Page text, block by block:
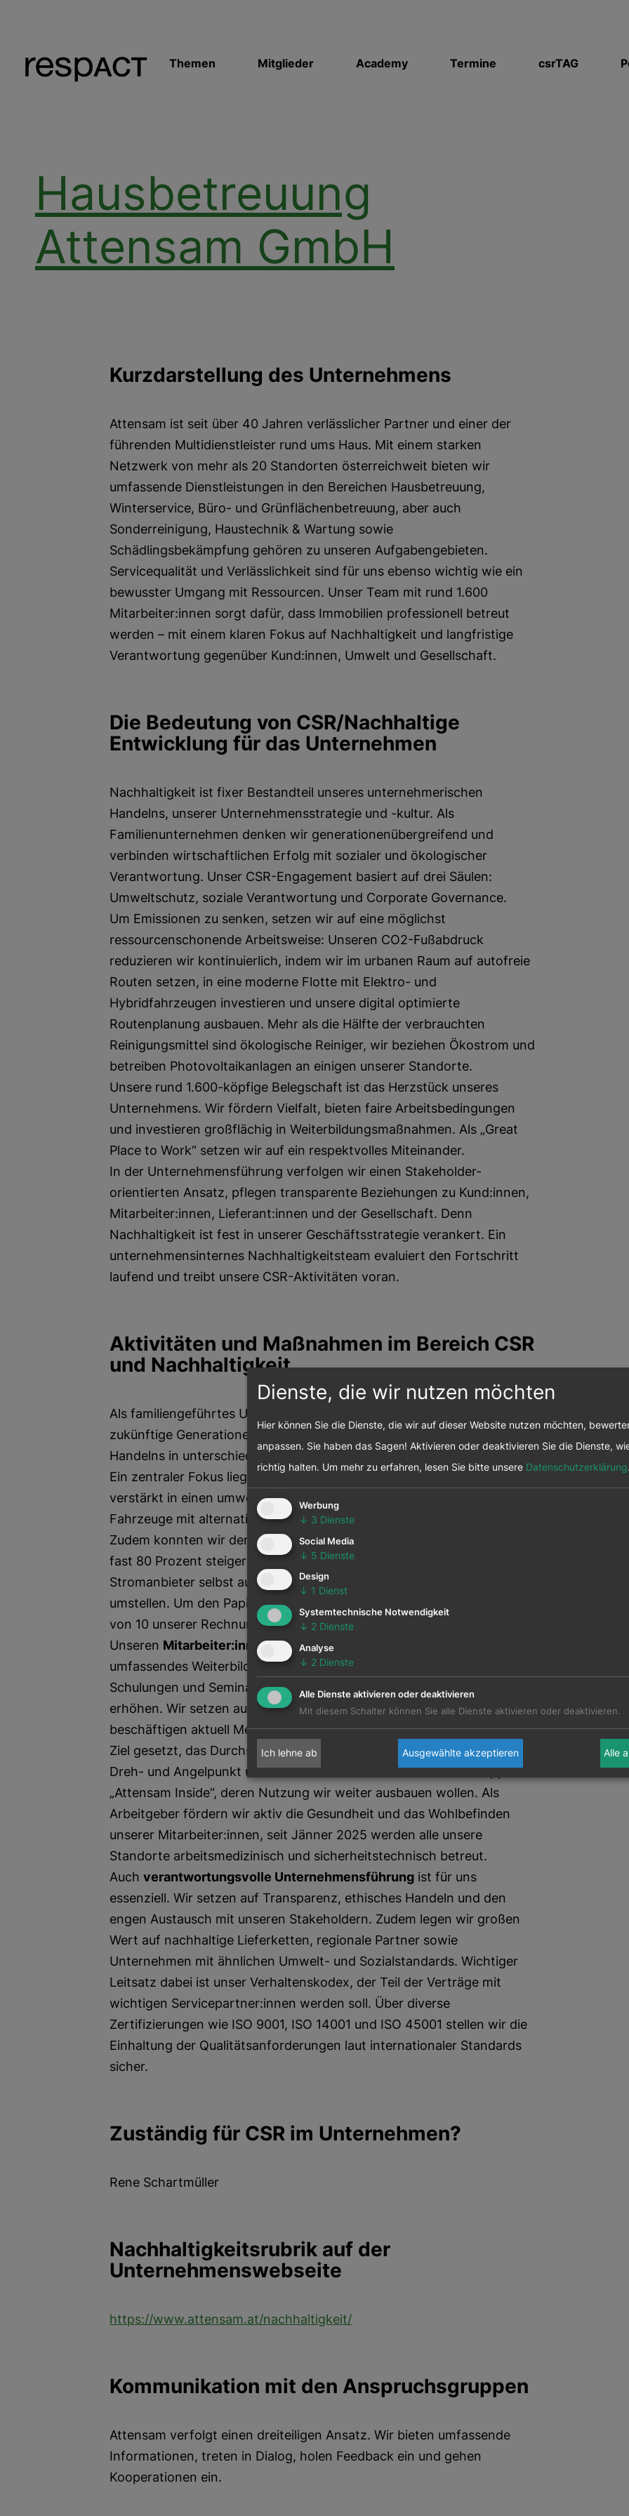
Themen Mitglieder Academy Termine csrTAG
Hausbetreuung
Attensam GmbH
Kurzdarstellung des Unternehmens
Attensam ist seit über 40 Jahren verlässlicher Partner und einer der
führenden Multidienstleister rund ums Haus. Mit einem starken
Netzwerk von mehr als 20 Standorten österreichweit bieten wir
umfassende Dienstleistungen in den Bereichen Hausbetreuung,
Winterservice, Büro- und Grünflächenbetreuung, aber auch
Sonderreinigung, Haustechnik & Wartung sowie
Schädlingsbekämpfung gehören zu unseren Aufgabengebieten.
Servicequalität und Verlässlichkeit sind für uns ebenso wichtig wie ein
bewusster Umgang mit Ressourcen. Unser Team mit rund 1.600
Mitarbeiter:innen sorgt dafür, dass Immobilien professionell betreut
werden – mit einem klaren Fokus auf Nachhaltigkeit und langfristige
Verantwortung gegenüber Kund:innen, Umwelt und Gesellschaft.
Die Bedeutung von CSR/Nachhaltige
Entwicklung für das Unternehmen
Nachhaltigkeit ist fixer Bestandteil unseres unternehmerischen
Handelns, unserer Unternehmensstrategie und -kultur. Als
Familienunternehmen denken wir generationenübergreifend und
verbinden wirtschaftlichen Erfolg mit sozialer und ökologischer
Verantwortung. Unser CSR-Engagement basiert auf drei Säulen:
Umweltschutz, soziale Verantwortung und Corporate Governance.
Um Emissionen zu senken, setzen wir auf eine möglichst
ressourcenschonende Arbeitsweise: Unseren CO2-Fußabdruck
reduzieren wir kontinuierlich, indem wir im urbanen Raum auf autofreie
Routen setzen, in eine moderne Flotte mit Elektro- und
Hybridfahrzeugen investieren und unsere digital optimierte
Routenplanung ausbauen. Mehr als die Hälfte der verbrauchten
Reinigungsmittel sind ökologische Reiniger, wir beziehen Ökostrom und
betreiben Photovoltaikanlagen an einigen unserer Standorte.
Unsere rund 1.600-köpfige Belegschaft ist das Herzstück unseres
Unternehmens. Wir fördern Vielfalt, bieten faire Arbeitsbedingungen
und investieren großflächig in Weiterbildungsmaßnahmen. Als „Great
Place to Work“ setzen wir auf ein respektvolles Miteinander.
In der Unternehmensführung verfolgen wir einen Stakeholder-
orientierten Ansatz, pflegen transparente Beziehungen zu Kund:innen,
Mitarbeiter:innen, Lieferant:innen und der Gesellschaft. Denn
Nachhaltigkeit ist fest in unserer Geschäftsstrategie verankert. Ein
unternehmensinternes Nachhaltigkeitsteam evaluiert den Fortschritt
laufend und treibt unsere CSR-Aktivitäten voran.
Aktivitäten und Maßnahmen im Bereich CSR
und Nachhaltigkeit
Als familiengeführtes Unternehmen richten wir unseren Blick auf
zukünftige Generationen und wollen die Auswirkungen unseres
Handelns in unterschiedlichen Bereichen bedenken.
Ein zentraler Fokus liegt dabei auf Umwelt. Deshalb investieren wir
verstärkt in einen umweltfreundlichen Fuhrpark und haben die Zahl der
Fahrzeuge mit alternativen Antriebstechnologien auf 50 verdoppelt.
Zudem konnten wir den Anteil an ökologischen Reinigungsmitteln auf
fast 80 Prozent steigern und jene Standorte, an denen wir den
Stromanbieter selbst auswählen können, auf 100 Prozent Ökostrom
umstellen. Um den Papierverbrauch zu reduzieren, werden bereits 7
von 10 unserer Rechnungen digital ausgestellt.
Unseren Mitarbeiter:innenbieten wir über die „Attensam Akademie“ ein
umfassendes Weiterbildungsprogramm mit Fachausbildungen,
Schulungen und Seminare, um die fachliche Qualifikation weiter zu
erhöhen. Wir setzen auf Diversität und Chancengleichheit,
beschäftigen aktuell Menschen aus 37 Nationen und haben uns zum
Ziel gesetzt, das Durchschnittsalter und die Fluktuation zu reduzieren.
Dreh- und Angelpunkt unserer internen Kommunikation ist die App
„Attensam Inside“, deren Nutzung wir weiter ausbauen wollen. Als
Arbeitgeber fördern wir aktiv die Gesundheit und das Wohlbefinden
unserer Mitarbeiter:innen, seit Jänner 2025 werden alle unsere
Standorte arbeitsmedizinisch und sicherheitstechnisch betreut.
Auchverantwortungsvolle Unternehmensführung ist für uns
essenziell. Wir setzen auf Transparenz, ethisches Handeln und den
engen Austausch mit unseren Stakeholdern. Zudem legen wir großen
Wert auf nachhaltige Lieferketten, regionale Partner sowie
Unternehmen mit ähnlichen Umwelt- und Sozialstandards. Wichtiger
Leitsatz dabei ist unser Verhaltenskodex, der Teil der Verträge mit
wichtigen Servicepartner:innen werden soll. Über diverse
Zertifizierungen wie ISO 9001, ISO 14001 und ISO 45001 stellen wir die
Einhaltung der Qualitätsanforderungen laut internationaler Standards
sicher.
Zuständig für CSR im Unternehmen?
Rene Schartmüller
Nachhaltigkeitsrubrik auf der
Unternehmenswebseite
https://www.attensam.at/nachhaltigkeit/
Kommunikation mit den Anspruchsgruppen
Attensam verfolgt einen dreiteiligen Ansatz. Wir bieten umfassende
Informationen, treten in Dialog, holen Feedback ein und gehen
Kooperationen ein.
Dienste, die wir nutzen möchten
Hier können Sie die Dienste, die wir auf dieser Website nutzen möchten,
anpassen. Sie haben das Sagen! Aktivieren oder deaktivieren Sie die Dienste,
richtig halten. Um mehr zu erfahren, lesen Sie bitte unsere Datenschutzerklärung.
Werbung
↓ 3 Dienste
Social Media
↓ 5 Dienste
Design
↓ 1 Dienst
Systemtechnische Notwendigkeit
↓ 2 Dienste
Analyse
↓ 2 Dienste
Alle Dienste aktivieren oder deaktivieren
Mit diesem Schalter können Sie alle Dienste aktivieren oder deaktivieren.
Ich lehne ab Ausgewählte akzeptieren Alle